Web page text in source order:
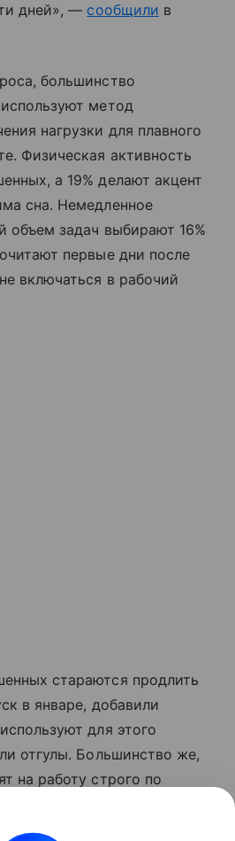
дней», — сообщили в
большинство
метод
нагрузки для плавного
Физическая активность
а 19% делают акцент
сна. Немедленное
объем задач выбирают 16%
первые дни после
включаться в рабочий
стараются продлить
в январе, добавили
для этого
отгулы. Большинство же,
на работу строго по